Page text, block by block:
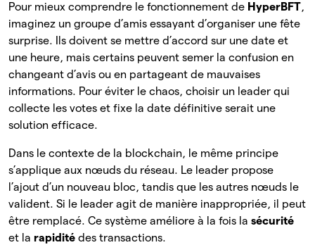
Pour mieux comprendre le fonctionnement de HyperBFT,
imaginez un groupe d’amis essayant d’organiser une fête
surprise. Ils doivent se mettre d’accord sur une date et
une heure, mais certains peuvent semer la confusion en
changeant d’avis ou en partageant de mauvaises
informations. Pour éviter le chaos, choisir un leader qui
collecte les votes et fixe la date définitive serait une
solution efficace.
Dans le contexte de la blockchain, le même principe
s’applique aux nœuds du réseau. Le leader propose
l’ajout d’un nouveau bloc, tandis que les autres nœuds le
valident. Si le leader agit de manière inappropriée, il peut
être remplacé. Ce système améliore à la fois la sécurité
et la rapidité des transactions.